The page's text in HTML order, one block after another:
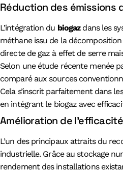
Réduction des émissions
L’intégration du biogazdans les
méthane issu de la
directe de gaz à effet de serre
Selon une étude récente menée
comparé aux sources
Cela s’inscrit parfaitement dans
en intégrant le biogaz avec
Amélioration de
L’un des principaux attraits du
industrielle. Grâce au stockage
rendement des installations